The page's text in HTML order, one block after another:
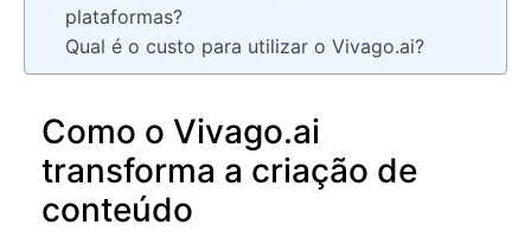
plataformas?
Qual é o custo para utilizar o Vivago.ai?
Como o Vivago.ai
transforma a criação de
conteúdo